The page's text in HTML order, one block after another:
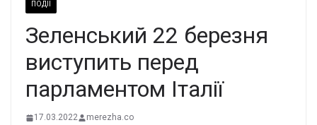
ПОДІЇ
Зеленський 22 березня
виступить перед
парламентом Італії
17.03.2022 merezha.co